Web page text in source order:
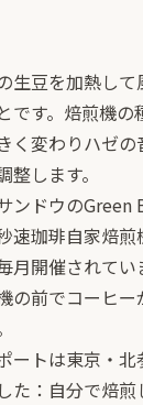
生豆を加熱し
です。焙煎機の
く変わりハゼ
します。
ンドウのGreen
速珈琲自家焙
月開催されてい
の前でコーヒ
ートは東京・北
た：自分で焙